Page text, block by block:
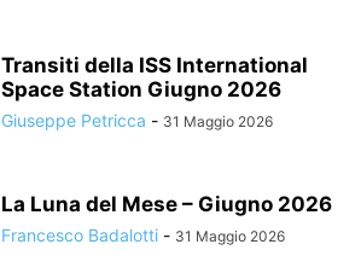
Transiti della ISS International
Space Station Giugno 2026
Giuseppe Petricca - 31 Maggio 2026
La Luna del Mese – Giugno 2026
Francesco Badalotti - 31 Maggio 2026